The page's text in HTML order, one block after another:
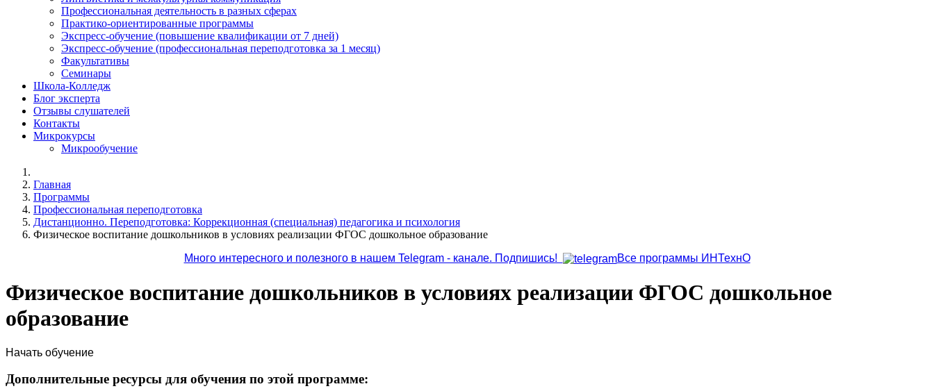
Профессиональная деятельность в разных сферах
Практико-ориентированные программы
Экспресс-обучение (повышение квалификации от 7 дней)
Экспресс-обучение (профессиональная переподготовка за 1 месяц)
Факультативы
Семинары
Школа-Колледж
Блог эксперта
Отзывы слушателей
Контакты
Микрокурсы
Микрообучение
Главная
Программы
Профессиональная переподготовка
Дистанционно. Переподготовка: Коррекционная (специальная) педагогика и психология
Физическое воспитание дошкольников в условиях реализации ФГОС дошкольное образование
Много интересного и полезного в нашем Telegram - канале. Подпишись!
Все программы ИНТехнО
Физическое воспитание дошкольников в условиях реализации ФГОС дошкольное
образование
Начать обучение
Дополнительные ресурсы для обучения по этой программе: